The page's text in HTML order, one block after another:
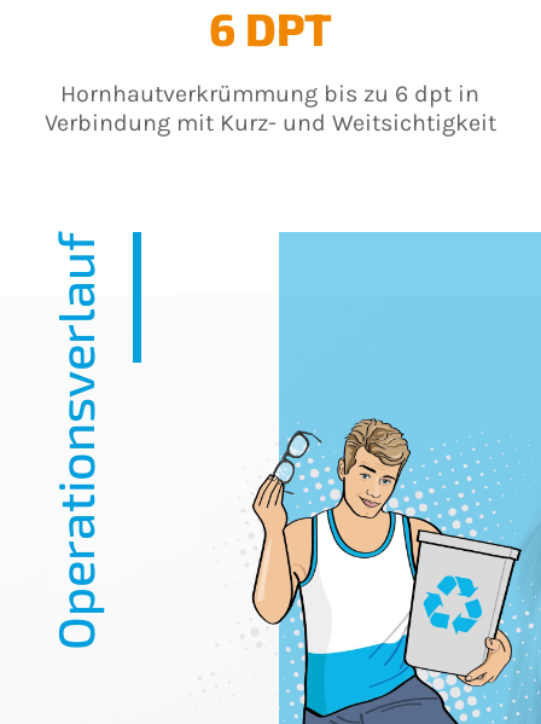
6 DPT
Hornhautverkrümmung bis zu 6 dpt in
Verbindung mit Kurz- und Weitsichtigkeit
Operationsverlauf